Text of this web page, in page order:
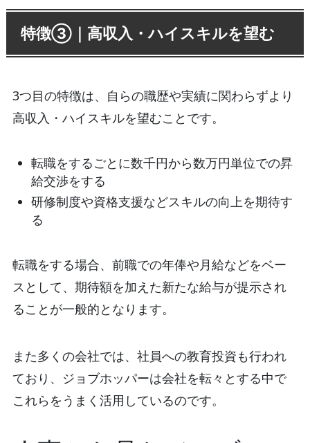
特徴③｜高収入・ハイスキルを望む
3つ目の特徴は、自らの職歴や実績に関わらずより
高収入・ハイスキルを望むことです。
転職をするごとに数千円から数万円単位での昇
給交渉をする
研修制度や資格支援などスキルの向上を期待す
る
転職をする場合、前職での年俸や月給などをベー
スとして、期待額を加えた新たな給与が提示され
ることが一般的となります。
また多くの会社では、社員への教育投資も行われ
ており、ジョブホッパーは会社を転々とする中で
これらをうまく活用しているのです。